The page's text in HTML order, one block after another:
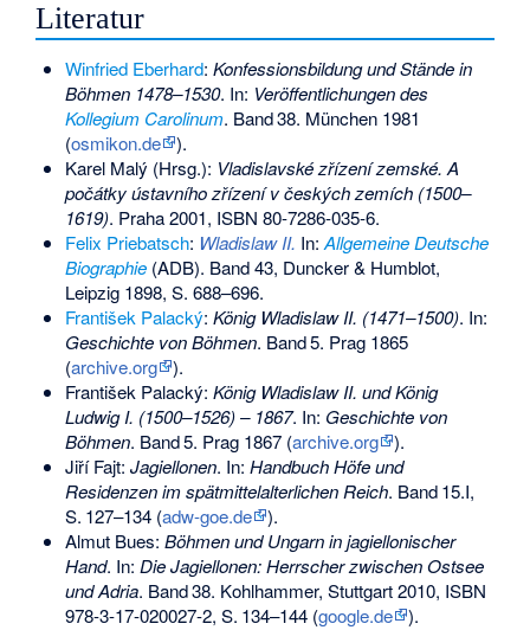
Literatur
Winfried Eberhard: Konfessionsbildung und Stände in
Böhmen 1478–1530. In: Veröffentlichungen des
Kollegium Carolinum. Band38. München 1981
(osmikon.de
).
Karel Malý (Hrsg.): Vladislavské zřízení zemské. A
počátky ústavního zřízení v českých zemích (1500–
1619). Praha 2001, ISBN 80-7286-035-6.
Felix Priebatsch: Wladislaw II. In:Allgemeine Deutsche
Biographie(ADB). Band 43, Duncker & Humblot,
Leipzig 1898, S. 688–696.
František Palacký: König Wladislaw II. (1471–1500). In:
Geschichte von Böhmen. Band5. Prag 1865
(archive.org
).
František Palacký: König Wladislaw II. und König
Ludwig I. (1500–1526) – 1867. In: Geschichte von
Böhmen. Band5. Prag 1867 (archive.org
).
Jiří Fajt: Jagiellonen. In: Handbuch Höfe und
Residenzen im spätmittelalterlichen Reich. Band 15.I,
S. 127–134(adw-goe.de
).
Almut Bues: Böhmen und Ungarn in jagiellonischer
Hand. In: Die Jagiellonen: Herrscher zwischen Ostsee
und Adria. Band38. Kohlhammer, Stuttgart 2010, ISBN
978-3-17-020027-2, S. 134–144(google.de ).